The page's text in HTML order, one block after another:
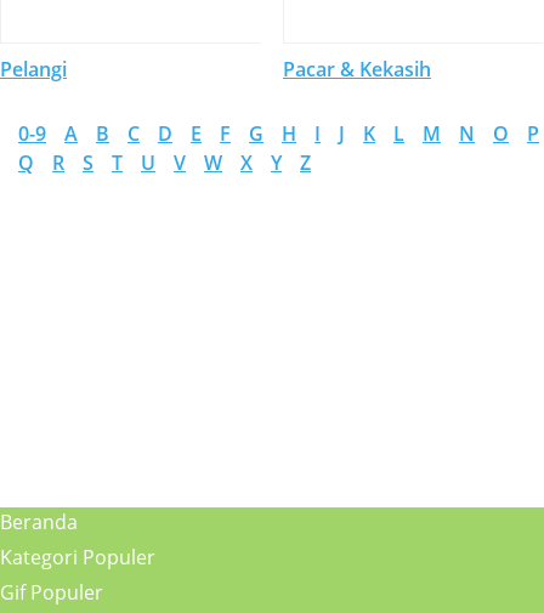
Pelangi Pacar & Kekasih
0-9 A B C D E F G H I J K L M N O
P
Q
R S T U V W X Y Z
Beranda
Kategori Populer
Gif Populer